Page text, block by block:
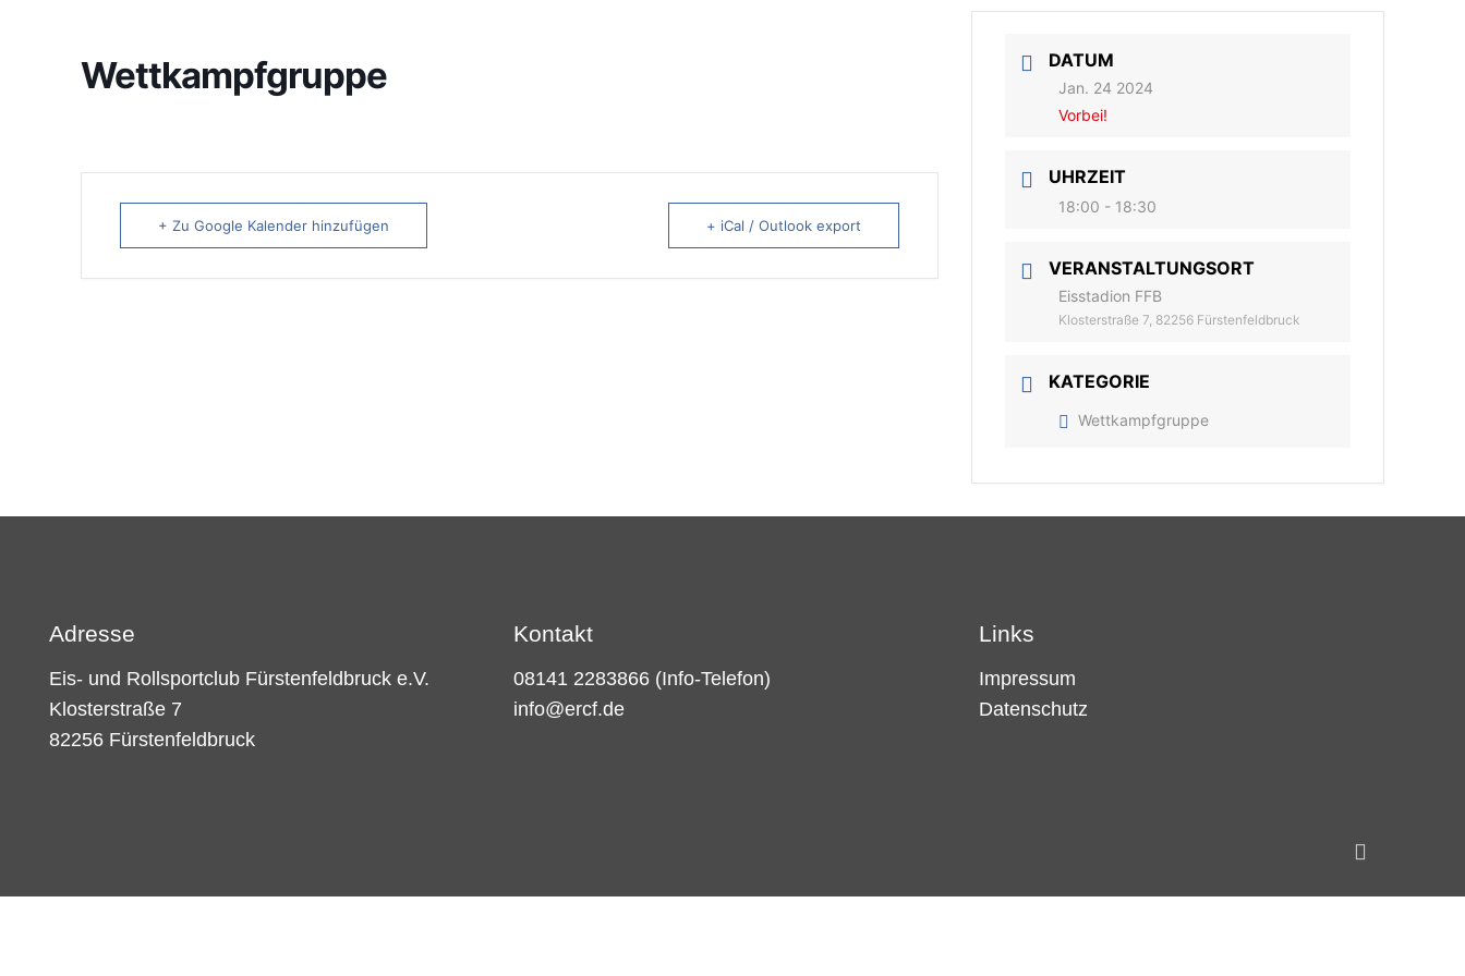
Wettkampfgruppe
+ Zu Google Kalender hinzufügen + iCal / Outlook export
DATUM
Jan. 24 2024
Vorbei!
UHRZEIT
18:00 - 18:30
VERANSTALTUNGSORT
Eisstadion FFB
Klosterstraße 7, 82256 Fürstenfeldbruck
KATEGORIE
Wettkampfgruppe
Adresse
Eis- und Rollsportclub Fürstenfeldbruck e.V.
Klosterstraße 7
82256 Fürstenfeldbruck
Kontakt
08141 2283866 (Info-Telefon)
info@ercf.de
Links
Impressum
Datenschutz